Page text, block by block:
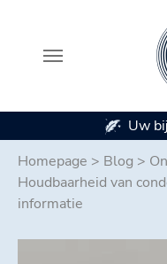
Homepage > Blog >
Houdbaarheid van
informatie